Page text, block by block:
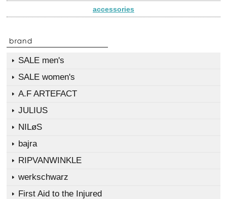
accessories
SALE men's
SALE women's
A.F ARTEFACT
JULIUS
NILøS
bajra
RIPVANWINKLE
werkschwarz
First Aid to the Injured